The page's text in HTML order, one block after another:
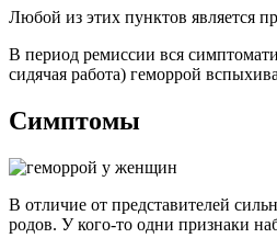
Любой из этих пунктов является
В период ремиссии вся
сидячая работа) геморрой
Симптомы
В отличие от представителей
родов. У кого-то одни признаки